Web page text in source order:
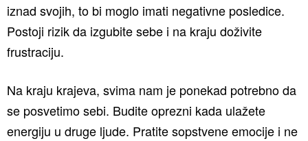
iznad svojih, to bi moglo imati negativne posledice.
Postoji rizik da izgubite sebe i na kraju doživite
frustraciju.
Na kraju krajeva, svima nam je ponekad potrebno da
se posvetimo sebi. Budite oprezni kada ulažete
energiju u druge ljude. Pratite sopstvene emocije i ne